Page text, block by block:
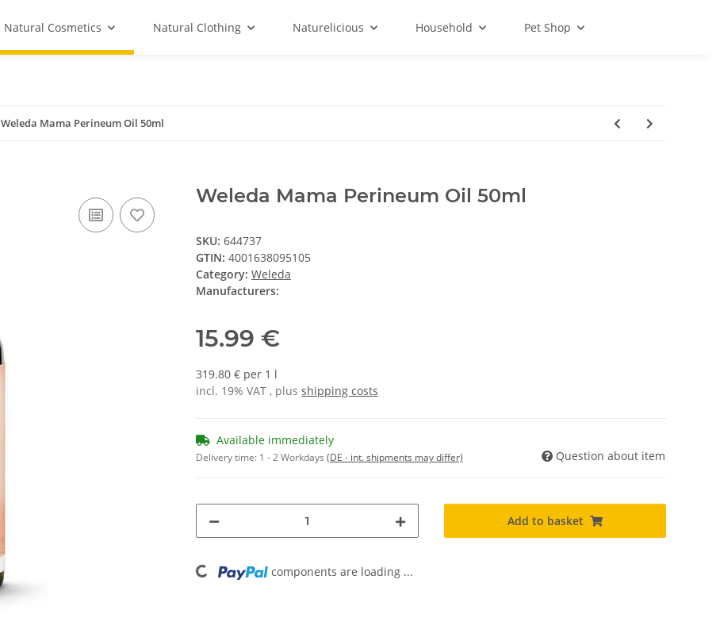
Natural Cosmetics Natural Clothing Naturelicious Household Pet Shop
Weleda Mama Perineum Oil 50ml
Weleda Mama Perineum Oil 50ml
SKU: 644737
GTIN: 4001638095105
Category: Weleda
Manufacturers:
15.99 €
319.80 € per 1 l
incl. 19% VAT , plus shipping costs
Available immediately
Delivery time: 1 - 2 Workdays (DE - int. shipments may differ) Question about item
Add to basket
Loading... components are loading ...